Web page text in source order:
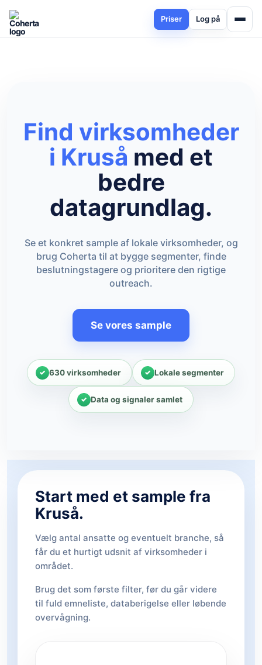
Priser Log på
Find virksomheder
i Kruså med et
bedre
datagrundlag.
Se et konkret sample af lokale virksomheder, og
brug Coherta til at bygge segmenter, finde
beslutningstagere og prioritere den rigtige
outreach.
Se vores sample
630 virksomheder Lokale segmenter
Data og signaler samlet
Start med et sample fra
Kruså.
Vælg antal ansatte og eventuelt branche, så
får du et hurtigt udsnit af virksomheder i
området.
Brug det som første filter, før du går videre
til fuld emneliste, databerigelse eller løbende
overvågning.